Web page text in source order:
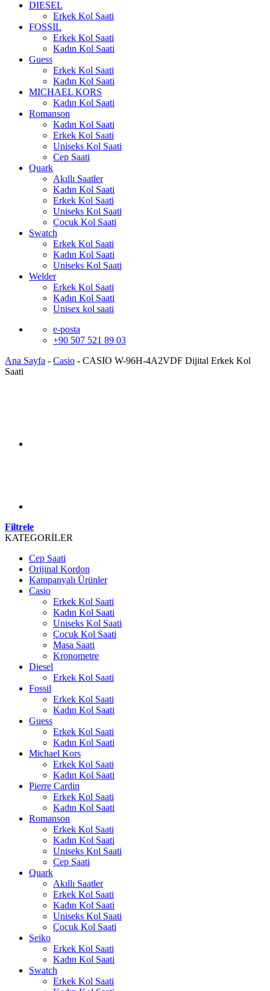
DIESEL
Erkek Kol Saati
FOSSIL
Erkek Kol Saati
Kadın Kol Saati
Guess
Erkek Kol Saati
Kadın Kol Saati
MICHAEL KORS
Kadın Kol Saati
Romanson
Kadın Kol Saati
Erkek Kol Saati
Uniseks Kol Saati
Cep Saati
Quark
Akıllı Saatler
Kadın Kol Saati
Erkek Kol Saati
Uniseks Kol Saati
Çocuk Kol Saati
Swatch
Erkek Kol Saati
Kadın Kol Saati
Uniseks Kol Saati
Welder
Erkek Kol Saati
Kadın Kol Saati
Unisex kol saati
e-posta
+90 507 521 89 03
Ana Sayfa - Casio - CASIO W-96H-4A2VDF Dijital Erkek Kol
Saati
Filtrele
KATEGORİLER
Cep Saati
Orijinal Kordon
Kampanyalı Ürünler
Casio
Erkek Kol Saati
Kadın Kol Saati
Uniseks Kol Saati
Çocuk Kol Saati
Masa Saati
Kronometre
Diesel
Erkek Kol Saati
Fossil
Erkek Kol Saati
Kadın Kol Saati
Guess
Erkek Kol Saati
Kadın Kol Saati
Michael Kors
Erkek Kol Saati
Kadın Kol Saati
Pierre Cardin
Erkek Kol Saati
Kadın Kol Saati
Romanson
Erkek Kol Saati
Kadın Kol Saati
Uniseks Kol Saati
Cep Saati
Quark
Akıllı Saatler
Erkek Kol Saati
Kadın Kol Saati
Uniseks Kol Saati
Çocuk Kol Saati
Seiko
Erkek Kol Saati
Kadın Kol Saati
Swatch
Erkek Kol Saati